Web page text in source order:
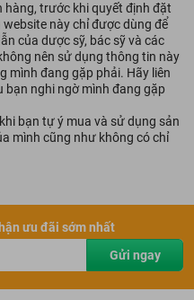
Giảm Gãy Rụng Tóc
và dầu xả đều đặn để đạt
lần. Bởi vì hành động này sẽ
dưỡng tóc tốt hơn, sau đó xả
hàng, trước khi quyết định đặt
này chỉ được dùng để
của dược sỹ, bác sỹ và các
nên sử dụng thông tin này
mình đang gặp phải. Hãy liên
bạn nghi ngờ mình đang gặp
bạn tự ý mua và sử dụng sản
mình cũng như không có chỉ
ưu đãi sớm nhất
Gửi ngay